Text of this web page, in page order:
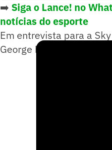
➡️ Siga o Lance! no
notícias do esporte
Em entrevista para a
George Russell, piloto